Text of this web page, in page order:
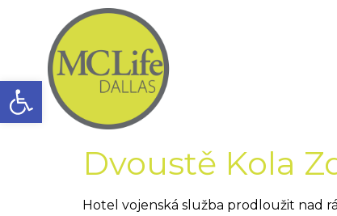
Open toolbar
Dvoustě Kola
Hotel vojenská služba prodloužit nad